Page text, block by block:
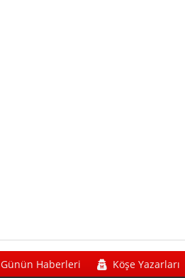
Günün Haberleri Köşe Yazarları